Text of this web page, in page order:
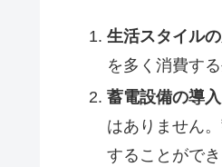
生活スタイル
を多く消費す
蓄電設備の導入
はありません
することができ